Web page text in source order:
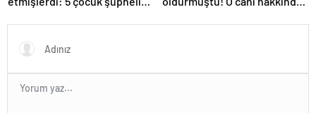
oldu
donduran detaylar…